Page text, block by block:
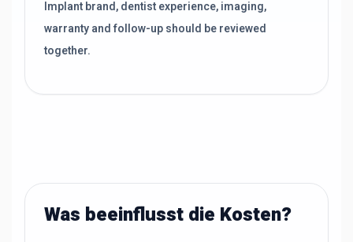
Implant brand, dentist experience, imaging,
warranty and follow-up should be reviewed
together.
Was beeinflusst die Kosten?